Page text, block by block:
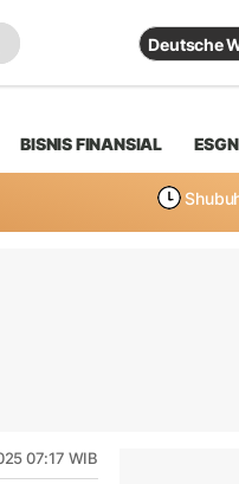
Deutsche
BISNIS FINANSIAL
07:17 WIB